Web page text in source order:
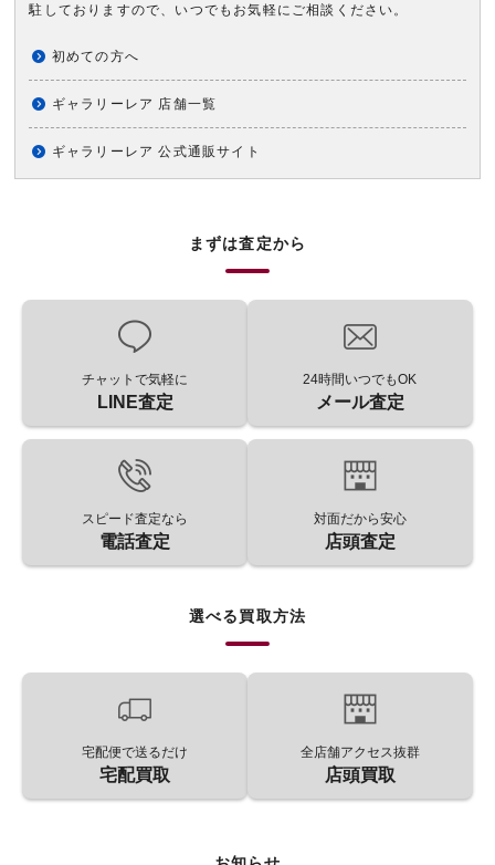
駐しておりますので、いつでもお気軽にご相談ください。
初めての方へ
ギャラリーレア 店舗一覧
ギャラリーレア 公式通販サイト
まずは査定から
チャットで気軽に
LINE査定
24時間いつでもOK
メール査定
スピード査定なら
電話査定
対面だから安心
店頭査定
選べる買取方法
宅配便で送るだけ
宅配買取
全店舗アクセス抜群
店頭買取